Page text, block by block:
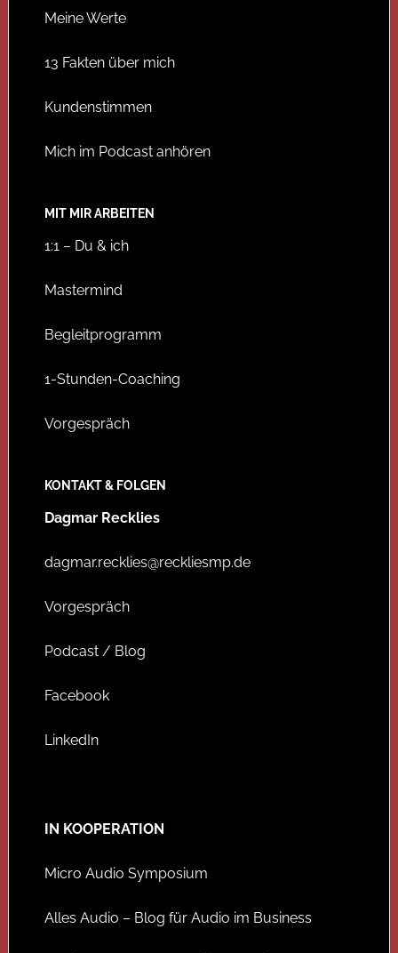
Meine Werte
13 Fakten über mich
Kundenstimmen
Mich im Podcast anhören
MIT MIR ARBEITEN
1:1 – Du & ich
Mastermind
Begleitprogramm
1-Stunden-Coaching
Vorgespräch
KONTAKT & FOLGEN
Dagmar Recklies
dagmar.recklies@reckliesmp.de
Vorgespräch
Podcast / Blog
Facebook
LinkedIn
IN KOOPERATION
Micro Audio Symposium
Alles Audio – Blog für Audio im Business